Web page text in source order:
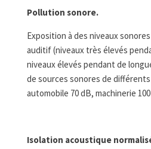
Pollution sonore.
Exposition à des niveaux
auditif (niveaux très élevés
niveaux élevés pendant de
de sources sonores de
automobile 70 dB, machinerie
Isolation acoustique